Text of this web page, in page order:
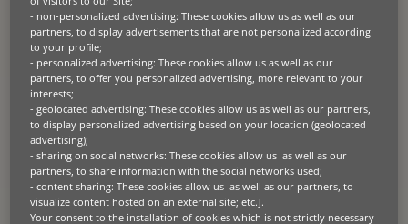
Satışları Artırın
Erişilebilir finansman seçenekleriyle satın alma
tereddütlerini ortadan kaldırarak satışa dönme
hızını arttırın,
Daha güçlü müşteri ilişkileri kurun
Müşteri ihtiyaçlarını karşılayan ve güven inşa
eden özelleştirilmiş finansal çözümler sunarak
uzun vadeli müşteri sadakati geliştirin.
Operasyonel verimliliği arttırın
- non-personalized advertising: These cookies allow us as well as our
partners, to display advertisements that are not personalized according
to your profile;
- personalized advertising: These cookies allow us as well as our
partners, to offer you personalized advertising, more relevant to your
interests;
- geolocated advertising: These cookies allow us as well as our partners,
to display personalized advertising based on your location (geolocated
advertising);
- sharing on social networks: These cookies allow us as well as our
partners, to share information with the social networks used;
- content sharing: These cookies allow us as well as our partners, to
visualize content hosted on an external site; etc.].
Your consent to the installation of cookies which is not strictly necessary